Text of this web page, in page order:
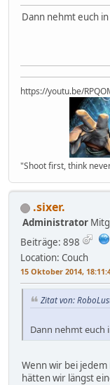
Dann nehmt euch
https://
"Shoot first, think
.sixer.
Administrator
Beiträge: 898
Location: Couch
15 Oktober 2014,
Zitat von:
Dann nehmt euch
Wenn wir bei
hätten wir längst